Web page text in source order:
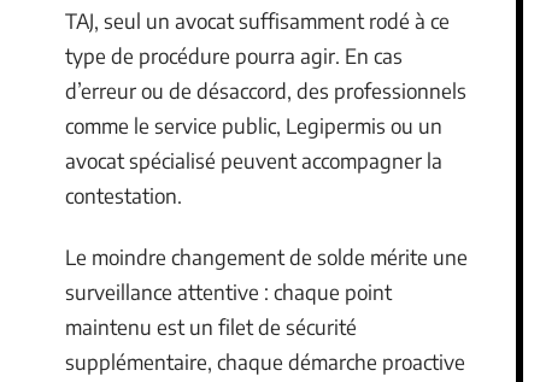
TAJ, seul un avocat suffisamment rodé à ce
type de procédure pourra agir. En cas
d’erreur ou de désaccord, des professionnels
comme le service public, Legipermis ou un
avocat spécialisé peuvent accompagner la
contestation.
Le moindre changement de solde mérite une
surveillance attentive : chaque point
maintenu est un filet de sécurité
supplémentaire, chaque démarche proactive